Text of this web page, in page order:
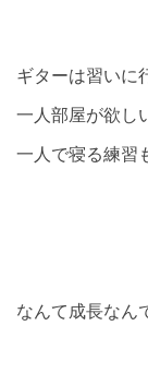
ギターは習いに
一人部屋が欲し
一人で寝る練習
なんて成長なん